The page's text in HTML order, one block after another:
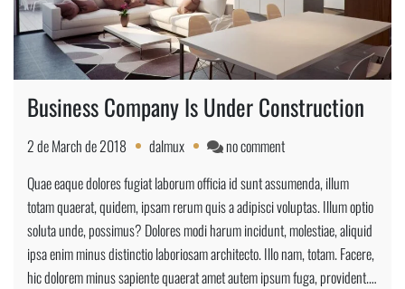
Business Company Is Under Construction
2 de March de 2018 dalmux no commenton
Company
Is
Under
Construction
Quae eaque dolores fugiat laborum officia id sunt assumenda, illum
totam quaerat, quidem, ipsam rerum quis a adipisci voluptas. Illum optio
soluta unde, possimus? Dolores modi harum incidunt, molestiae, aliquid
ipsa enim minus distinctio laboriosam architecto. Illo nam, totam. Facere,
hic dolorem minus sapiente quaerat amet autem ipsum fuga, provident.…